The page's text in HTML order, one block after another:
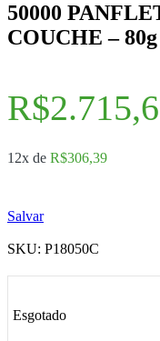
50000
COUCHE –
R$
12x de R$306,39
Salvar
SKU: P18050C
Esgotado